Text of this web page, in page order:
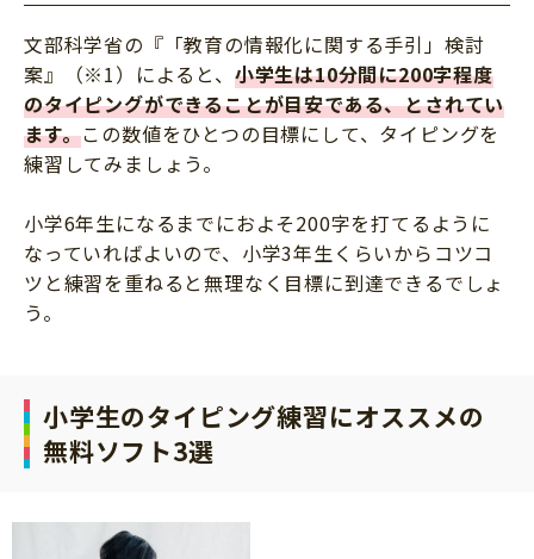
文部科学省の『「教育の情報化に関する手引」検討
案』（※1）によると、 小学生は10分間に200字程度
のタイピングができることが目安である、とされてい
ます。この数値をひとつの目標にして、タイピングを
練習してみましょう。
小学6年生になるまでにおよそ200字を打てるように
なっていればよいので、小学3年生くらいからコツコ
ツと練習を重ねると無理なく目標に到達できるでしょ
う。
小学生のタイピング練習にオススメの
無料ソフト3選